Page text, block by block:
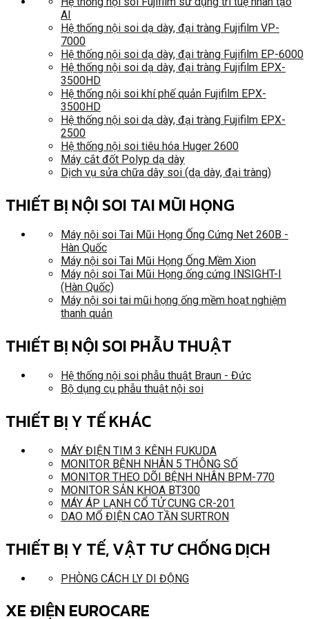
AI
Hệ thống nội soi dạ dày, đại tràng Fujifilm VP-
7000
Hệ thống nội soi dạ dày, đại tràng Fujifilm EP-6000
Hệ thống nội soi dạ dày, đại tràng Fujifilm EPX-
3500HD
Hệ thống nội soi khí phế quản Fujifilm EPX-
3500HD
Hệ thống nội soi dạ dày, đại tràng Fujifilm EPX-
2500
Hệ thống nội soi tiêu hóa Huger 2600
Máy cắt đốt Polyp dạ dày
Dịch vụ sửa chữa dây soi (dạ dày, đại tràng)
THIẾT BỊ NỘI SOI TAI MŨI HỌNG
Máy nội soi Tai Mũi Họng Ống Cứng Net 260B -
Hàn Quốc
Máy nội soi Tai Mũi Họng Ống Mềm Xion
Máy nội soi Tai Mũi Họng ống cứng INSIGHT-I
(Hàn Quốc)
Máy nội soi tai mũi họng ống mềm hoạt nghiệm
thanh quản
THIẾT BỊ NỘI SOI PHẪU THUẬT
Hệ thống nội soi phẫu thuật Braun - Đức
Bộ dụng cụ phẫu thuật nội soi
THIẾT BỊ Y TẾ KHÁC
MÁY ĐIỆN TIM 3 KÊNH FUKUDA
MONITOR BỆNH NHÂN 5 THÔNG SỐ
MONITOR THEO DÕI BỆNH NHÂN BPM-770
MONITOR SẢN KHOA BT300
MÁY ÁP LẠNH CỔ TỬ CUNG CR-201
DAO MỔ ĐIỆN CAO TẦN SURTRON
THIẾT BỊ Y TẾ, VẬT TƯ CHỐNG DỊCH
PHÒNG CÁCH LY DI ĐỘNG
XE ĐIỆN EUROCARE